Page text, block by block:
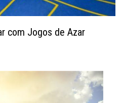
com Jogos de Azar